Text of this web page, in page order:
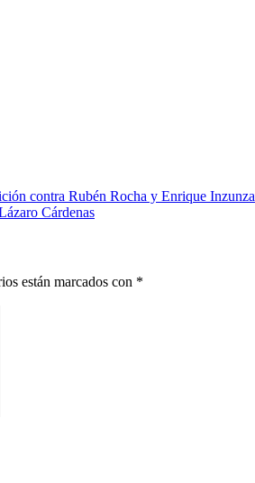
contra Rubén Rocha y Enrique Inzunza
Cárdenas
están marcados con *